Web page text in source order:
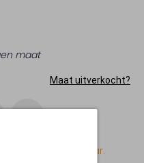
maat
Maat uitverkocht?
niet beschikbaar.